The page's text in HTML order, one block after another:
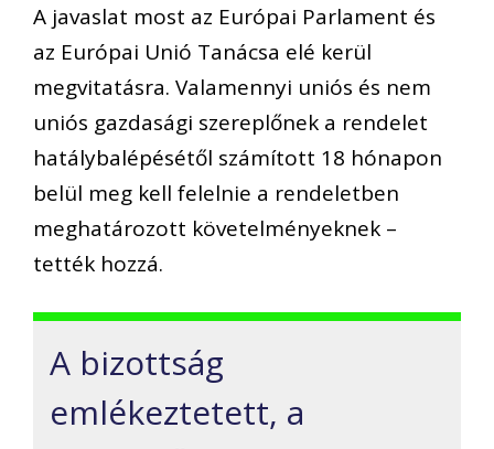
A javaslat most az Európai Parlament és
az Európai Unió Tanácsa elé kerül
megvitatásra. Valamennyi uniós és nem
uniós gazdasági szereplőnek a rendelet
hatálybalépésétől számított 18 hónapon
belül meg kell felelnie a rendeletben
meghatározott követelményeknek –
tették hozzá.
A bizottság
emlékeztetett, a